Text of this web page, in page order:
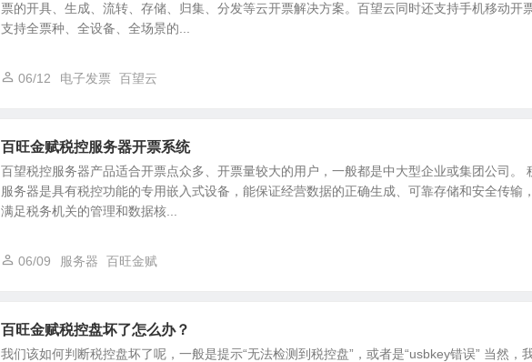
票的开具、生成、流转、存储、归集、分发等云开票解决方案。百望云同时还支持手机移动开票
支持全票种、全设备、全场景的...
06/12 电子发票 百望云
百旺金赋税控服务器开票系统
百望税控服务器产品适合开票点众多、开票量较大的用户，一般都是中大型企业或集团公司。
服务器是具有税控功能的专用嵌入式设备，能保证经营数据的正确生成、可靠存储和安全传输
满足税务机关的管理和数据核...
06/09 服务器 百旺金赋
百旺金赋税控盘坏了怎么办？
我们该如何判断税控盘坏了呢，一般是提示“无法检测到税控盘”，或者是“usbkey错误” 当然，